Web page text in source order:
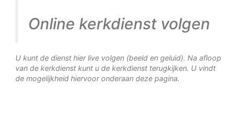
Online kerkdienst volgen
U kunt de dienst hier live volgen (beeld en geluid). Na afloop
van de kerkdienst kunt u de kerkdienst terugkijken. U vindt
de mogelijkheid hiervoor onderaan deze pagina.